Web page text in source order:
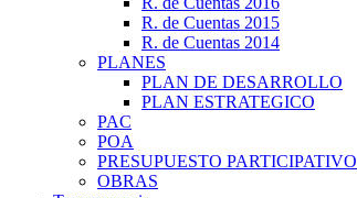
R. de Cuentas 2015
R. de Cuentas 2014
PLANES
PLAN DE DESARROLLO
PLAN ESTRATEGICO
PAC
POA
PRESUPUESTO PARTICIPATIVO
OBRAS